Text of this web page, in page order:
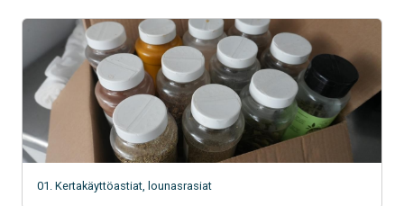
01. Kertakäyttöastiat, lounasrasiat